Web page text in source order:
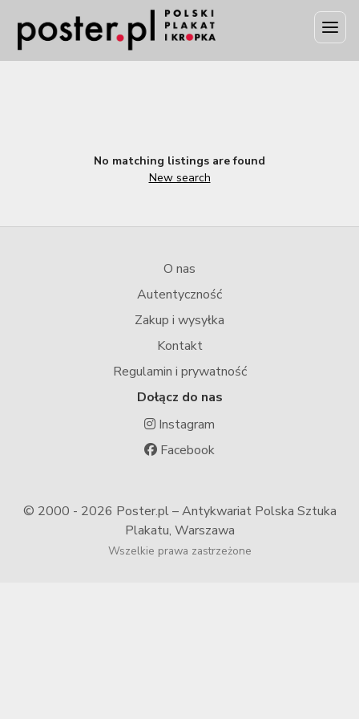
No matching listings are found
New search
O nas
Autentyczność
Zakup i wysyłka
Kontakt
Regulamin i prywatność
Dołącz do nas
Instagram
Facebook
© 2000 - 2026 Poster.pl – Antykwariat Polska Sztuka
Plakatu, Warszawa
Wszelkie prawa zastrzeżone